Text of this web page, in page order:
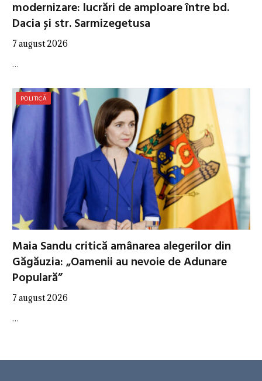
modernizare: lucrări de amploare între bd.
Dacia și str. Sarmizegetusa
7 august 2026
…
POLITICĂ
Maia Sandu critică amânarea alegerilor din
Găgăuzia: „Oamenii au nevoie de Adunare
Populară”
7 august 2026
…